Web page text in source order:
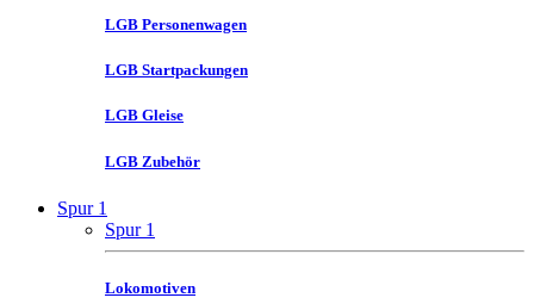
LGB Personenwagen
LGB Startpackungen
LGB Gleise
LGB Zubehör
Spur 1
Spur 1
Lokomotiven